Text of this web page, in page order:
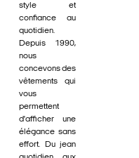
style et
confiance au
quotidien.
Depuis 1990,
nous
concevons des
vêtements qui
vous
permettent
d'afficher une
élégance sans
effort. Du jean